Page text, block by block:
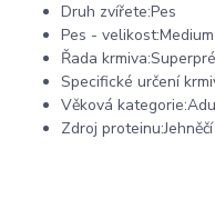
Druh zvířete:Pes
Pes - velikost:Medium
Řada
Specifické určení
Věková
Zdroj proteinu:Jehněčí